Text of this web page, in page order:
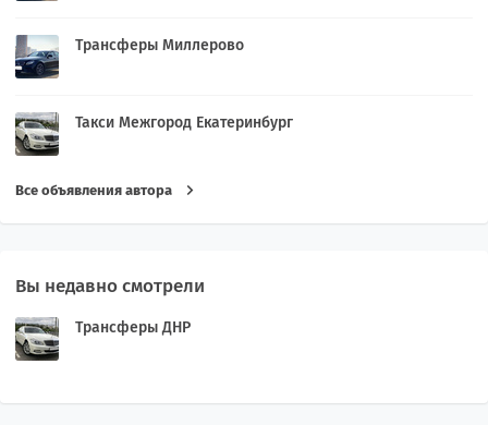
Трансферы Миллерово
Такси Межгород Екатеринбург
Все объявления автора
Вы недавно смотрели
Трансферы ДНР